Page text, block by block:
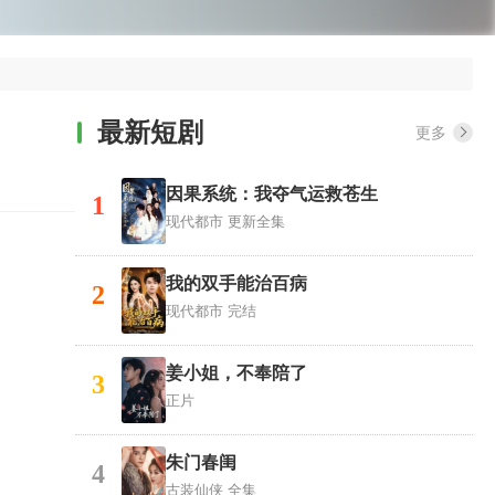
最新短剧 更多
1 因果系统：我夺气运救苍生
现代都市 更新全集
2 我的双手能治百病
现代都市 完结
3 姜小姐，不奉陪了
正片
4 朱门春闺
古装仙侠 全集